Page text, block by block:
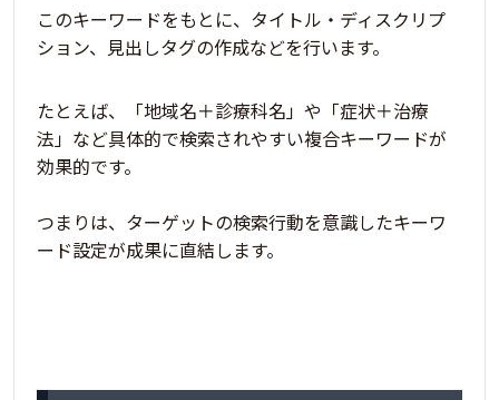
このキーワードをもとに、タイトル・ディスクリプ
ション、見出しタグの作成などを行います。
たとえば、「地域名＋診療科名」や「症状＋治療
法」など具体的で検索されやすい複合キーワードが
効果的です。
つまりは、 ターゲットの検索行動を意識したキーワ
ード設定が成果に直結します。